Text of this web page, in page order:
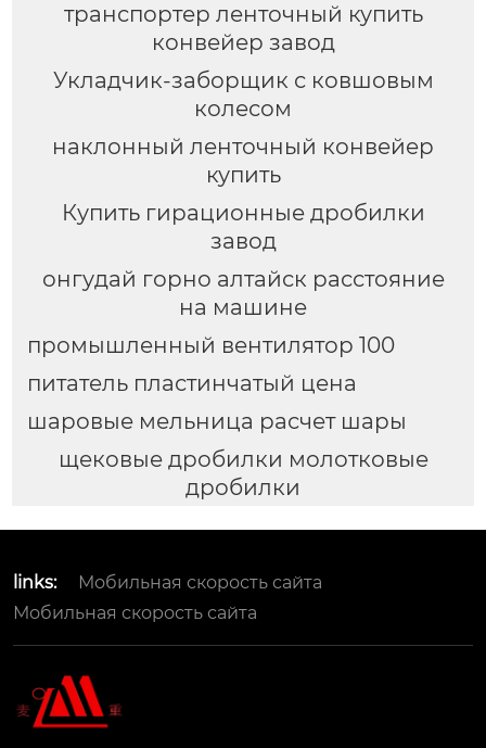
транспортер ленточный купить
конвейер завод
Укладчик-заборщик с ковшовым
колесом
наклонный ленточный конвейер
купить
Купить гирационные дробилки
завод
онгудай горно алтайск расстояние
на машине
промышленный вентилятор 100
питатель пластинчатый цена
шаровые мельница расчет шары
щековые дробилки молотковые
дробилки
links:
Мобильная скорость сайта
Мобильная скорость сайта